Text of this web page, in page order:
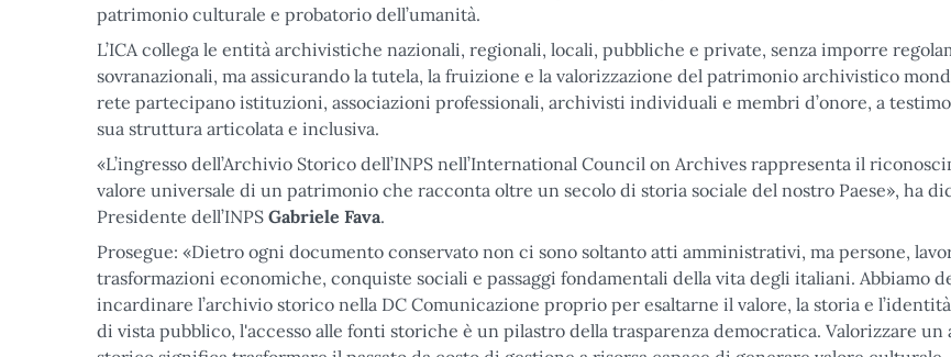
patrimonio culturale e probatorio dell’umanità.
L’ICA collega le entità archivistiche nazionali, regionali, locali, pubbliche e private, senza imporre
sovranazionali, ma assicurando la tutela, la fruizione e la valorizzazione del patrimonio archivistico
rete partecipano istituzioni, associazioni professionali, archivisti individuali e membri d’onore, a
sua struttura articolata e inclusiva.
«L’ingresso dell’Archivio Storico dell’INPS nell’International Council on Archives rappresenta il
valore universale di un patrimonio che racconta oltre un secolo di storia sociale del nostro Paese», ha
Presidente dell’INPS Gabriele Fava.
Prosegue: «Dietro ogni documento conservato non ci sono soltanto atti amministrativi, ma persone,
trasformazioni economiche, conquiste sociali e passaggi fondamentali della vita degli italiani. Abbiamo
incardinare l’archivio storico nella DC Comunicazione proprio per esaltarne il valore, la storia e
di vista pubblico, l'accesso alle fonti storiche è un pilastro della trasparenza democratica. Valorizzare un